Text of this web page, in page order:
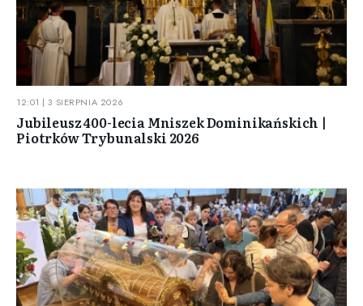
12:01 | 3 SIERPNIA 2026
Jubileusz 400-lecia Mniszek Dominikańskich |
Piotrków Trybunalski 2026